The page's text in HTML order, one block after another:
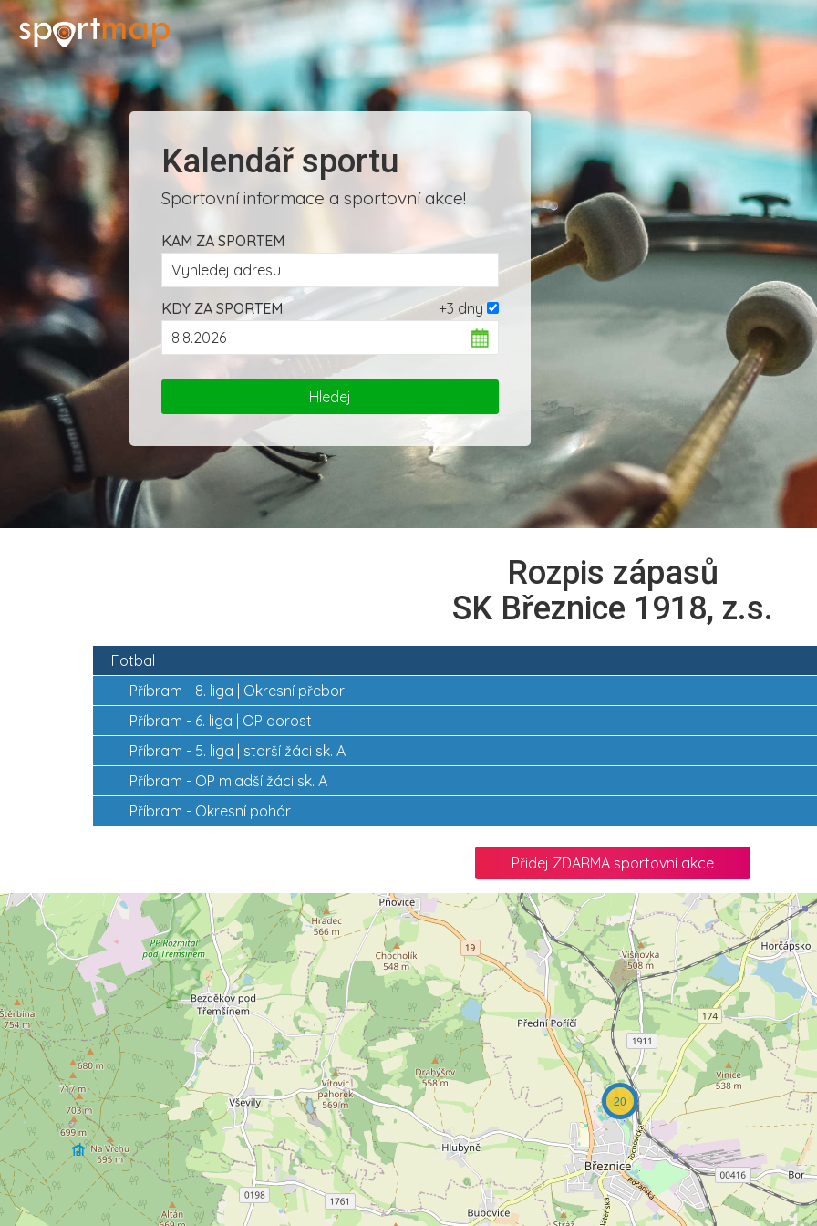
Kalendář sportu
Sportovní informace a sportovní akce!
KAM ZA SPORTEM
+3 dny
KDY ZA SPORTEM
Rozpis zápasů
SK Březnice 1918, z.s.
Fotbal
Příbram - 8. liga | Okresní přebor
Příbram - 6. liga | OP dorost
Příbram - 5. liga | starší žáci sk. A
Příbram - OP mladší žáci sk. A
Příbram - Okresní pohár
Přidej ZDARMA sportovní akce
2
20